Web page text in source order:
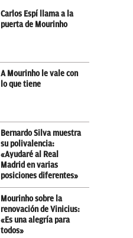
Carlos Espí llama a la
puerta de Mourinho
A Mourinho le vale con
lo que tiene
Bernardo Silva muestra
su polivalencia:
«Ayudaré al Real
Madrid en varias
posiciones diferentes»
Mourinho sobre la
renovación de Vinicius:
«Es una alegría para
todos»